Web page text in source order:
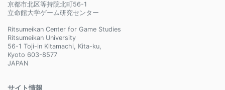
京都市北区等持院北町56-1
立命館大学ゲーム研究センター
Ritsumeikan Center for Game Studies
Ritsumeikan University
56-1 Toji-in Kitamachi, Kita-ku,
Kyoto 603-8577
JAPAN
サイト情報